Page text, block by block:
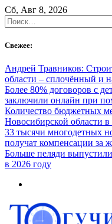
Skip
to
content
Сб, Авг 8, 2026
Найти:
Свежее:
Андрей Травников:
области – сплочённый и
Более 80% договоров с
заключили онлайн при
Количество бюджетных
Новосибирской области в
33 тысячи многодетных
получат компенсации за
Больше пеляди
в 2026 году